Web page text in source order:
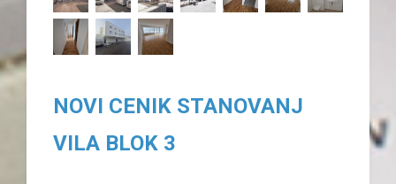
NOVI CENIK STANOVANJ
VILA BLOK 3